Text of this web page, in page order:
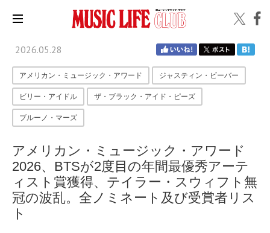
2026.05.28
アメリカン・ミュージック・アワード ジャスティン・ビーバー
ビリー・アイドル ザ・ブラック・アイド・ピーズ
ブルーノ・マーズ
アメリカン・ミュージック・アワード
2026、BTSが2度目の年間最優秀アーテ
ィスト賞獲得、テイラー・スウィフト無
冠の波乱。全ノミネート及び受賞者リス
ト